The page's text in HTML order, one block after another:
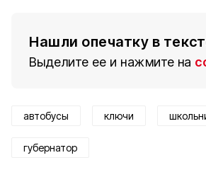
Нашли опечатку в
Выделите ее и нажмите на
автобусы ключи
губернатор